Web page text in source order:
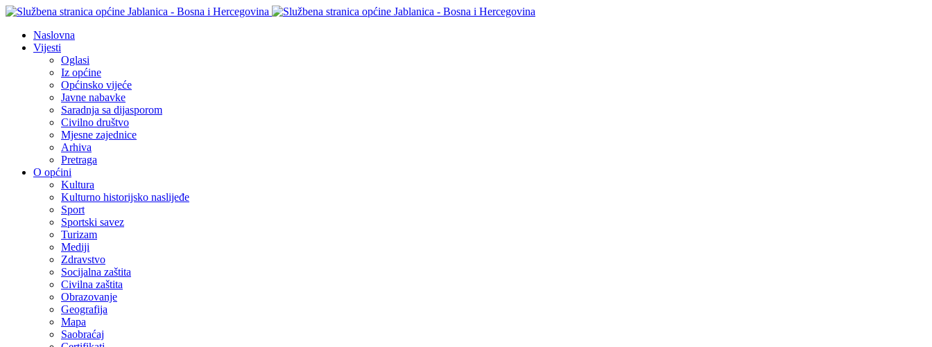
Naslovna
Vijesti
Oglasi
Iz općine
Općinsko vijeće
Javne nabavke
Saradnja sa dijasporom
Civilno društvo
Mjesne zajednice
Arhiva
Pretraga
O općini
Kultura
Kulturno historijsko naslijeđe
Sport
Sportski savez
Turizam
Mediji
Zdravstvo
Socijalna zaštita
Civilna zaštita
Obrazovanje
Geografija
Mapa
Saobraćaj